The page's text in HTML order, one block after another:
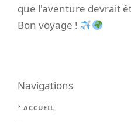
que l'aventure devrait
Bon voyage !
Navigations
ACCUEIL